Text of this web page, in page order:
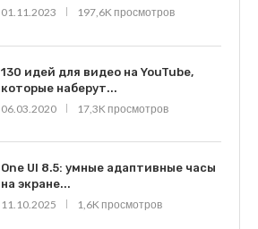
01.11.2023
197,6K просмотров
130 идей для видео на YouTube,
которые наберут...
06.03.2020
17,3K просмотров
One UI 8.5: умные адаптивные часы
на экране...
11.10.2025
1,6K просмотров